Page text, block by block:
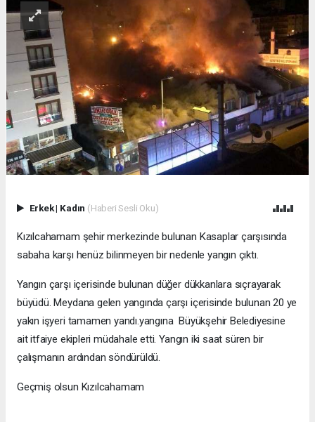
Erkek| Kadın (Haberi Sesli Oku)
Kızılcahamam şehir merkezinde bulunan Kasaplar çarşısında
sabaha karşı henüz bilinmeyen bir nedenle yangın çıktı.
Yangın çarşı içerisinde bulunan düğer dükkanlara sıçrayarak
büyüdü. Meydana gelen yangında çarşı içerisinde bulunan 20 ye
yakın işyeri tamamen yandı.yangına Büyükşehir Belediyesine
ait itfaiye ekipleri müdahale etti. Yangın iki saat süren bir
çalışmanın ardından söndürüldü.
Geçmiş olsun Kızılcahamam